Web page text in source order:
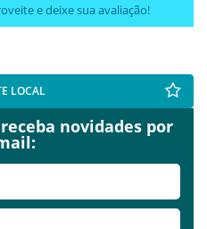
e deixe sua avaliação!
LOCAL
novidades por